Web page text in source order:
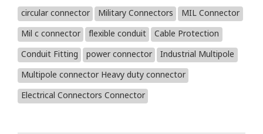
circular connector Military Connectors
MIL Connector
Mil c connector
flexible conduit
Cable Protection
Conduit Fitting
power connector
Industrial Multipole
Multipole connector Heavy duty connector
Electrical Connectors Connector